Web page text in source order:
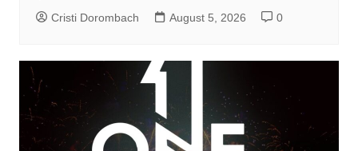
Cristi Dorombach August 5, 2026 0